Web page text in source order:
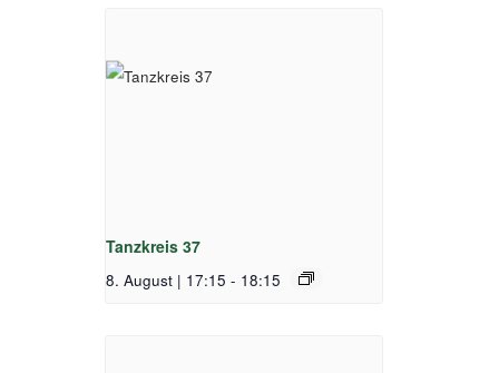
Tanzkreis 37
8. August | 17:15 - 18:15